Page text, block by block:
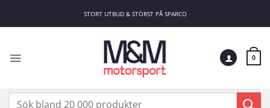
STORT UTBUD & STÖRST PÅ SPARCO
0
Sök